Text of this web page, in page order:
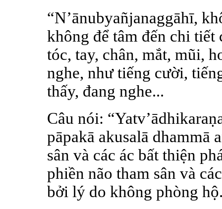
“N’ānubyañjanaggāhī,
không để tâm đến chi tiết
tóc, tay, chân, mắt, mũi,
nghe, như tiếng cười,
thấy, đang nghe...
Câu nói:
pāpakā akusalā dhammā
sân và các ác bất thiện
phiền não tham sân và
bởi lý do không phòng